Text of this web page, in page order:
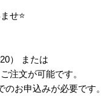
せ⭐
） または
注文が可能です。
のお申込みが必要です。